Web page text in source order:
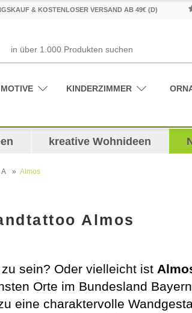
& KOSTENLOSER VERSAND AB 49€ (D)
MOTIVE KINDERZIMMER
kreative Wohnideen
A Almos
Almos
sein? Oder vielleicht ist
Orte im Bundesland
eine charaktervolle